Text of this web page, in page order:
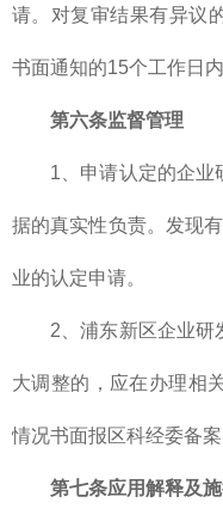
请。对复审结果有异议
书面通知的15个工作日
第六条监督管理
1、申请认定的企业
据的真实性负责。发现
业的认定申请。
2、浦东新区企业研
大调整的，应在办理相
情况书面报区科经委备案
第七条应用解释及